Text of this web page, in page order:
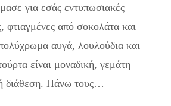
για εσάς εντυπωσιακές
φτιαγμένες από σοκολάτα και
αυγά, λουλούδια και
είναι μοναδική, γεμάτη
διάθεση. Πάνω τους…